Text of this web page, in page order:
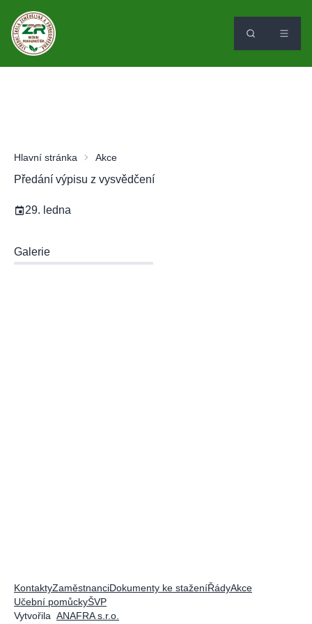
Hlavní stránka Akce
Předání výpisu z vysvědčení
29. ledna
Galerie
KontaktyZaměstnanciDokumenty ke staženíŘádyAkce
Učební pomůckyŠVP
Vytvořila ANAFRA s.r.o.